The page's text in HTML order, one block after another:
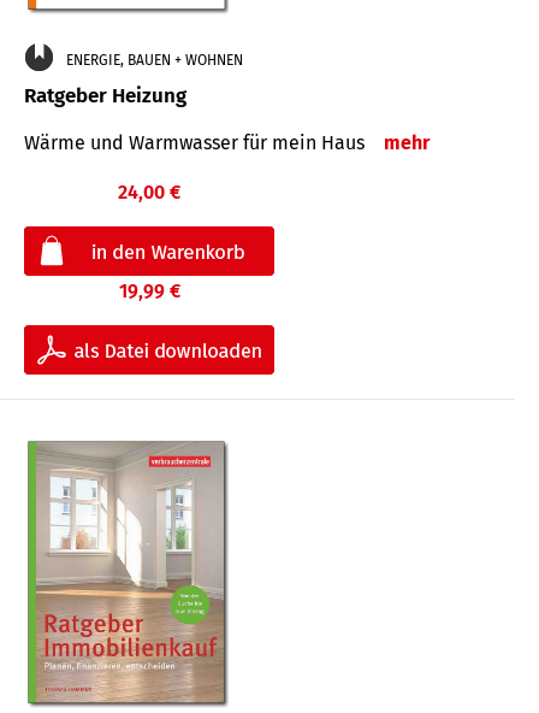
ENERGIE, BAUEN + WOHNEN
Ratgeber Heizung
Wärme und Warmwasser für mein Haus mehr
24,00 €
19,99 €